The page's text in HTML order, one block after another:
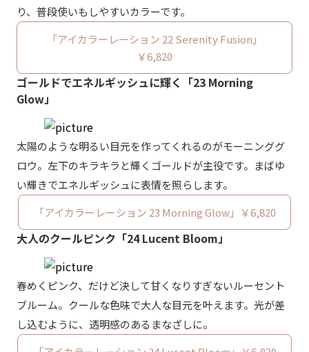
り、普段使いもしやすいカラーです。
「アイカラーレーション 22 Serenity Fusion」
￥6,820
ゴールドでエネルギッシュに輝く「23 Morning
Glow」
太陽のような明るい目元を作ってくれるのがモーニンググ
ロウ。左下のキラキラと輝くゴールドが主役です。まばゆ
い輝きでエネルギッシュに表情を照らします。
「アイカラーレーション 23 Morning Glow」￥6,820
大人のクールピンク「24 Lucent Bloom」
春めくピンク、だけど決して甘くなりすぎないルーセント
ブルーム。クールな色味で大人な目元を叶えます。光が差
し込むように、透明感のあるまなざしに。